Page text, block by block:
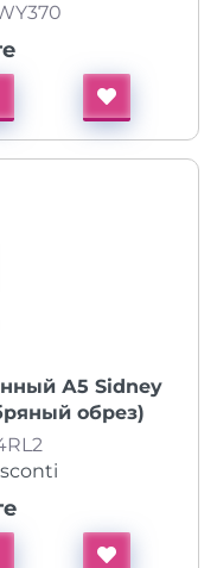
А5 Sidney
обрез)